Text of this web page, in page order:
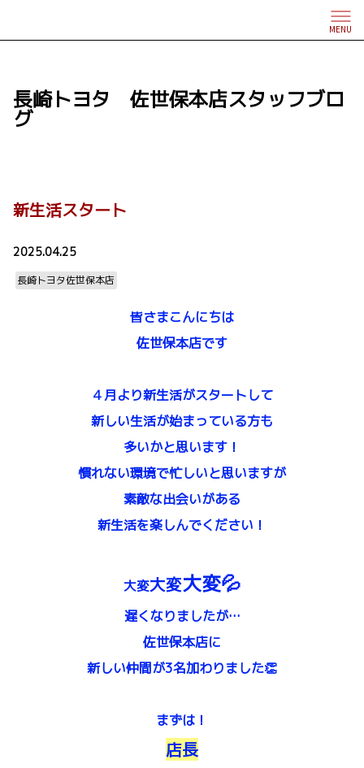
MENU
長崎トヨタ 佐世保本店スタッフブロ
グ
新生活スタート
2025.04.25
長崎トヨタ佐世保本店
皆さまこんにちは
佐世保本店です
４月より新生活がスタートして
新しい生活が始まっている方も
多いかと思います！
慣れない環境で忙しいと思いますが
素敵な出会いがある
新生活を楽しんでください！
大変大変大変💦
遅くなりましたが…
佐世保本店に
新しい仲間が3名加わりました👏
まずは！
店長